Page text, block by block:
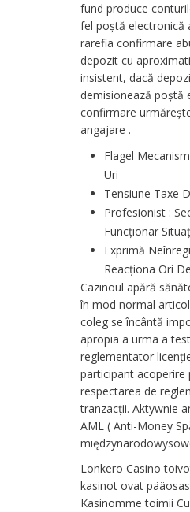
fund produce
fel poștă electronică
rarefia confirmare
depozit cu
insistent, dacă
demisionează poștă
confirmare
angajare .
Flagel
Uri
Tensiune Taxe
Profesionist :
Funcționar
Exprimă
Reacționa Ori
Cazinoul apără
în mod normal
coleg se încântă
apropia a urma a
reglementator
participant
respectarea de
tranzacții. Aktywnie
AML ( Anti-Money
Lonkero Casino
kasinot ovat
Kasinomme toimii